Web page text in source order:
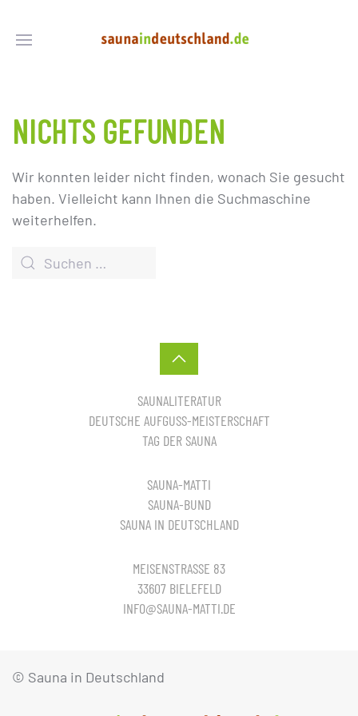
NICHTS GEFUNDEN
Wir konnten leider nicht finden, wonach Sie gesucht
haben. Vielleicht kann Ihnen die Suchmaschine
weiterhelfen.
SAUNALITERATUR
DEUTSCHE AUFGUSS-MEISTERSCHAFT
TAG DER SAUNA
SAUNA-MATTI
SAUNA-BUND
SAUNA IN DEUTSCHLAND
MEISENSTRASSE 83
33607 BIELEFELD
INFO@SAUNA-MATTI.DE
© Sauna in Deutschland